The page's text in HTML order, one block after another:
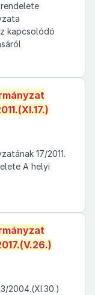
rendelete
kapcsolódó
17/2011.
A helyi
2004.(XI.30.)